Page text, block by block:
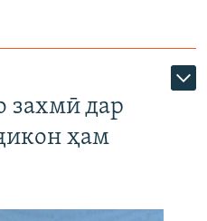
захмӣ дар
ҳам